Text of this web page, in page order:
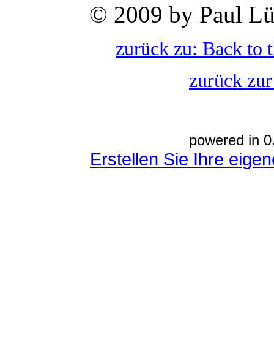
© 2009 by Paul
zurück zu: Back to
zurück
powered in
Erstellen Sie Ihre